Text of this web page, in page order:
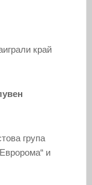
край
група
и